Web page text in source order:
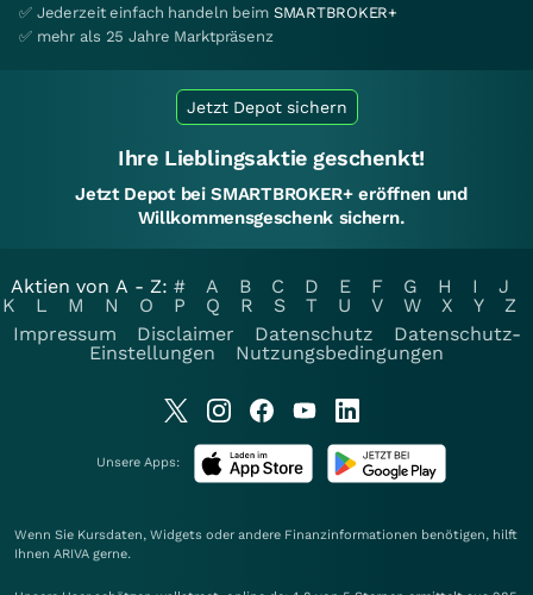
✅ Jederzeit einfach handeln beim SMARTBROKER+
✅ mehr als 25 Jahre Marktpräsenz
Jetzt Depot sichern
Ihre Lieblingsaktie geschenkt!
Jetzt Depot bei SMARTBROKER+ eröffnen und
Willkommensgeschenk sichern.
Aktien von A - Z: # A B C D E F G H I
J
K
L M N O P Q R S T U V W X Y
Z
Impressum
Disclaimer Datenschutz
Datenschutz-
Einstellungen
Nutzungsbedingungen
Unsere Apps:
Wenn Sie Kursdaten, Widgets oder andere Finanzinformationen benötigen, hilft
Ihnen ARIVA gerne.